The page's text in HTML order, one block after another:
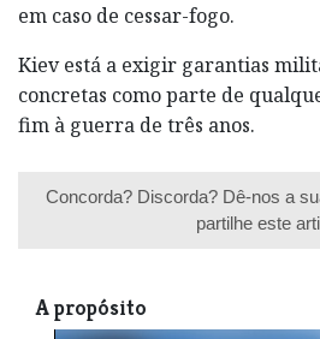
em caso de cessar-fogo.
Kiev está a exigir garantias
concretas como parte de
fim à guerra de três anos.
Concorda? Discorda? Dê-nos a
partilhe este
A propósito